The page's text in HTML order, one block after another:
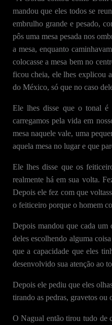
mandou que eles todos se
embrulho grande e pesado,
pôs uma mesa pesada nos
a mesa, enquanto
colocasse a mesa bem no
ficou cheia, ele lhes explicou
do México, só que no caso
Ele lhes disse que o tonal é
carregamos pela vida em
mesa naquele vale, uma
aquela mesa no lugar e que
Ele lhes disse que os
realmente há em sua volta.
Depois ele fez com que
o feiticeiro porque o homem
Depois mandou que cada um
deles escolhendo alguma
que a capacidade que eles
desenvolvido sua atenção ao
Depois ele pediu que eles
tirando as pedras, gravetos ou
O Nagual então tirou tudo de